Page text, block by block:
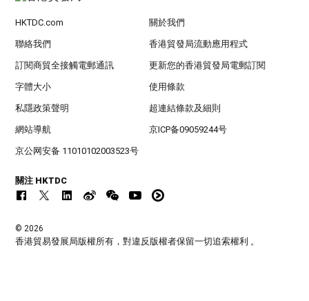
HKTDC.com 關於我們
聯絡我們 香港貿發局流動應用程式
訂閱商貿全接觸電郵通訊 更新您的香港貿發局電郵訂閱
字體大小 使用條款
私隱政策聲明 超連結條款及細則
網站導航 京ICP备09059244号
京公网安备 11010102003523号
關注 HKTDC
© 2026
香港貿易發展局版權所有，對違反版權者保留一切追索權利 。